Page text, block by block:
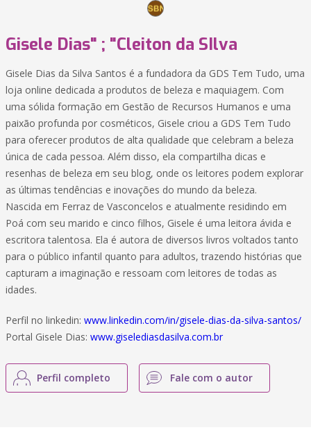
Gisele Dias" ; "Cleiton da SIlva
Gisele Dias da Silva Santos é a fundadora da GDS Tem Tudo, uma
loja online dedicada a produtos de beleza e maquiagem. Com
uma sólida formação em Gestão de Recursos Humanos e uma
paixão profunda por cosméticos, Gisele criou a GDS Tem Tudo
para oferecer produtos de alta qualidade que celebram a beleza
única de cada pessoa. Além disso, ela compartilha dicas e
resenhas de beleza em seu blog, onde os leitores podem explorar
as últimas tendências e inovações do mundo da beleza.
Nascida em Ferraz de Vasconcelos e atualmente residindo em
Poá com seu marido e cinco filhos, Gisele é uma leitora ávida e
escritora talentosa. Ela é autora de diversos livros voltados tanto
para o público infantil quanto para adultos, trazendo histórias que
capturam a imaginação e ressoam com leitores de todas as
idades.
Perfil no linkedin: www.linkedin.com/in/gisele-dias-da-silva-santos/
Portal Gisele Dias: www.giselediasdasilva.com.br
Perfil completo Fale com o autor